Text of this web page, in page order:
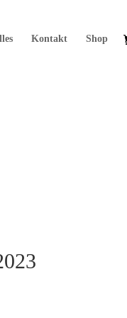
Kontakt Shop